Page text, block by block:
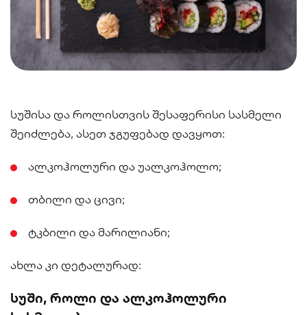
სუშისა და როლისთვის შესაფერისი სასმელი
შეიძლება, ასეთ ჯგუფებად დავყოთ:
ალკოჰოლური და უალკოჰოლო;
თბილი და ცივი;
ტკბილი და მარილიანი;
ახლა კი დეტალურად:
სუში, როლი და ალკოჰოლური